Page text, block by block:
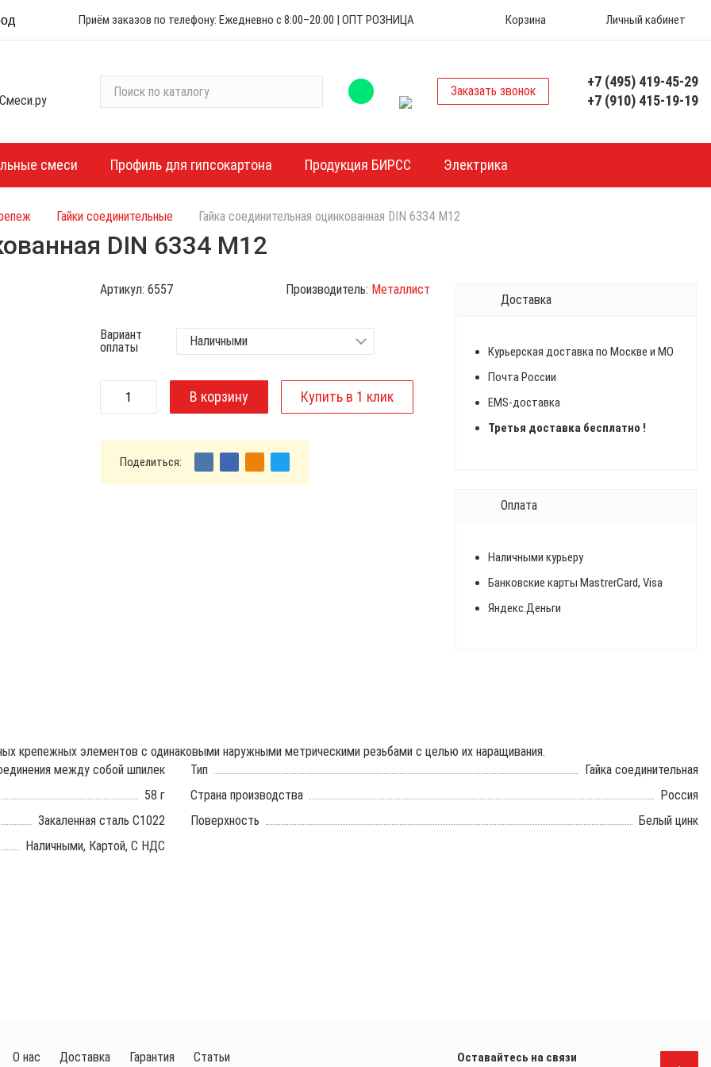
Приём заказов по телефону: Ежедневно с 8:00–20:00 | ОПТ РОЗНИЦА Корзина Личный кабинет
с
к
л
г
у
Заказать звонок
+7 (495) 419-45-29
+7 (910) 415-19-19
смеси Профиль для гипсокартона Продукция БИРСС Электрика
Гайки соединительные Гайка соединительная оцинкованная DIN 6334 М12
DIN 6334 М12
Артикул: 6557 Производитель: Металлист
Вариант
оплаты
Поделиться:
Доставка
Курьерская доставка по Москве и МО
Почта России
EMS-доставка
Третья доставка бесплатно !
Оплата
Наличными курьеру
Банковские карты MastrerCard, Visa
Яндекс.Деньги
крепежных элементов с одинаковыми наружными метрическими резьбами с целью их наращивания.
между собой шпилек Тип
Гайка соединительная
58 г Страна производства
Россия
Закаленная сталь С1022 Поверхность
Белый цинк
Наличными, Картой, С НДС
О нас Доставка Гарантия Статьи Оставайтесь на связи